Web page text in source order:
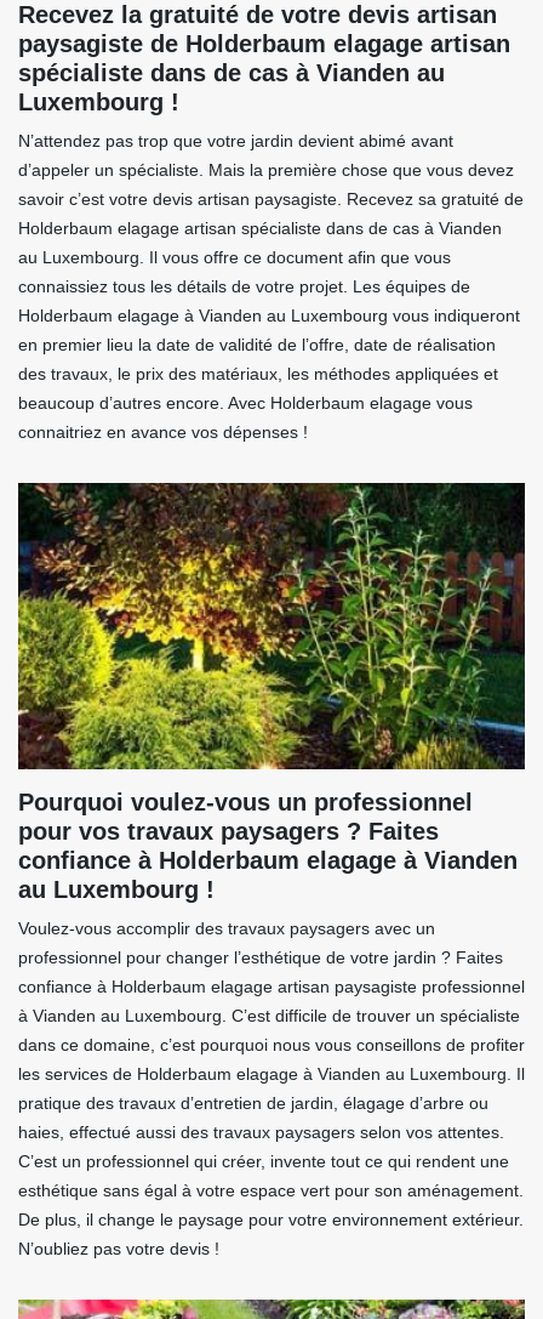
Recevez la gratuité de votre devis artisan
paysagiste de Holderbaum elagage artisan
spécialiste dans de cas à Vianden au
Luxembourg !
N’attendez pas trop que votre jardin devient abimé avant
d’appeler un spécialiste. Mais la première chose que vous devez
savoir c’est votre devis artisan paysagiste. Recevez sa gratuité de
Holderbaum elagage artisan spécialiste dans de cas à Vianden
au Luxembourg. Il vous offre ce document afin que vous
connaissiez tous les détails de votre projet. Les équipes de
Holderbaum elagage à Vianden au Luxembourg vous indiqueront
en premier lieu la date de validité de l’offre, date de réalisation
des travaux, le prix des matériaux, les méthodes appliquées et
beaucoup d’autres encore. Avec Holderbaum elagage vous
connaitriez en avance vos dépenses !
Pourquoi voulez-vous un professionnel
pour vos travaux paysagers ? Faites
confiance à Holderbaum elagage à Vianden
au Luxembourg !
Voulez-vous accomplir des travaux paysagers avec un
professionnel pour changer l’esthétique de votre jardin ? Faites
confiance à Holderbaum elagage artisan paysagiste professionnel
à Vianden au Luxembourg. C’est difficile de trouver un spécialiste
dans ce domaine, c’est pourquoi nous vous conseillons de profiter
les services de Holderbaum elagage à Vianden au Luxembourg. Il
pratique des travaux d’entretien de jardin, élagage d’arbre ou
haies, effectué aussi des travaux paysagers selon vos attentes.
C’est un professionnel qui créer, invente tout ce qui rendent une
esthétique sans égal à votre espace vert pour son aménagement.
De plus, il change le paysage pour votre environnement extérieur.
N’oubliez pas votre devis !